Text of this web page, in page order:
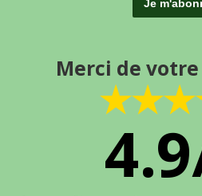
Merci de